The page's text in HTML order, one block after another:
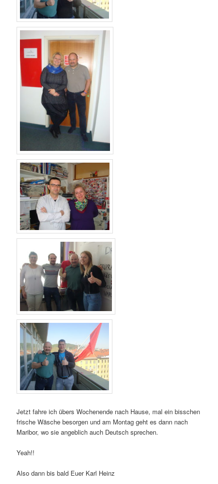
Jetzt fahre ich übers Wochenende nach Hause, mal ein bisschen
frische Wäsche besorgen und am Montag geht es dann nach
Maribor, wo sie angeblich auch Deutsch sprechen.
Yeah!!
Also dann bis bald Euer Karl Heinz